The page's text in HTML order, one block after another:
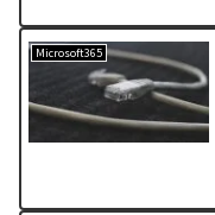
Microsoft365